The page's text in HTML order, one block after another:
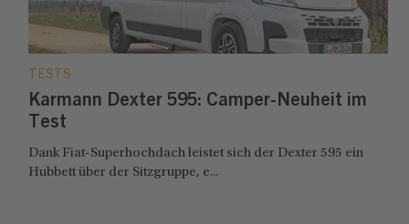
TESTS
Karmann Dexter 595: Camper-Neuheit im
Test
Dank Fiat-Superhochdach leistet sich der Dexter 595 ein
Hubbett über der Sitzgruppe, e...